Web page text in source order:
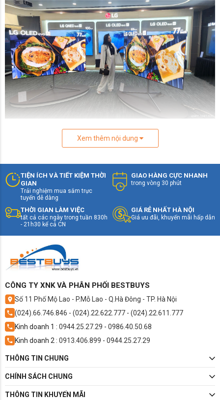
⚡ Tivi LG 2026 có gì mới?
mới với những nâng cấp ấn tượng:
🌟 Công nghệ OLED evo thế hệ 3 – độ sáng cao hơn,
màu đen sâu tuyệt đối, độ tương phản ấn tượng.
🧠 Chip xử lý α9 AI Gen7 – tối ưu hình ảnh và âm
thanh bằng trí tuệ nhân tạo.
🔊 Âm thanh Dolby Atmos, tạo hiệu ứng âm thanh 3D
📱 webOS 24 – giao diện mới, thao tác mượt mà, hỗ
trợ tìm kiếm giọng nói tiếng Việt.
🕹️ Hỗ trợ chơi game 4K 120Hz, tương thích NVIDIA
G-Sync, AMD FreeSync.
Xem thêm nội dung
TIỆN ÍCH VÀ TIẾT KIỆM THỜI
GIAN
Trải nghiệm mua sắm trực
tuyến dễ dàng
GIAO HÀNG CỰC NHANH
trong vòng 30 phút
THỜI GIAN LÀM VIỆC
tất cả các ngày trong tuần 830h
- 21h30 kể cả CN
GIÁ RẺ NHẤT HÀ NỘI
Giá ưu đãi, khuyến mãi hấp dẫn
CÔNG TY XNK VÀ PHÂN PHỐI BESTBUYS
Số 11 Phố Mộ Lao - P.Mỗ Lao - Q.Hà Đông - TP. Hà Nội
(024).66.746.846 - (024).22.622.777 - (024).22.611.777
Kinh doanh 1 : 0944.25.27.29 - 0986.40.50.68
Kinh doanh 2 : 0913.406.899 - 0944.25.27.29
THÔNG TIN CHUNG
CHÍNH SÁCH CHUNG
THÔNG TIN KHUYẾN MÃI